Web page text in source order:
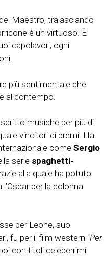
Maestro, tralasciando
è un virtuoso. È
capolavori, ogni
più sentimentale che
al contempo.
musiche per più di
vincitori di premi. Ha
come Sergio
serie spaghetti-
alla quale ha potuto
per la colonna
per Leone, suo
fu per il film western “Per
con titoli celeberrimi